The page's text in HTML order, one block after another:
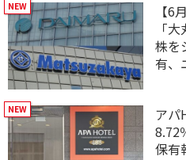
【6
「
株を
有、
アパ
8.72
保有